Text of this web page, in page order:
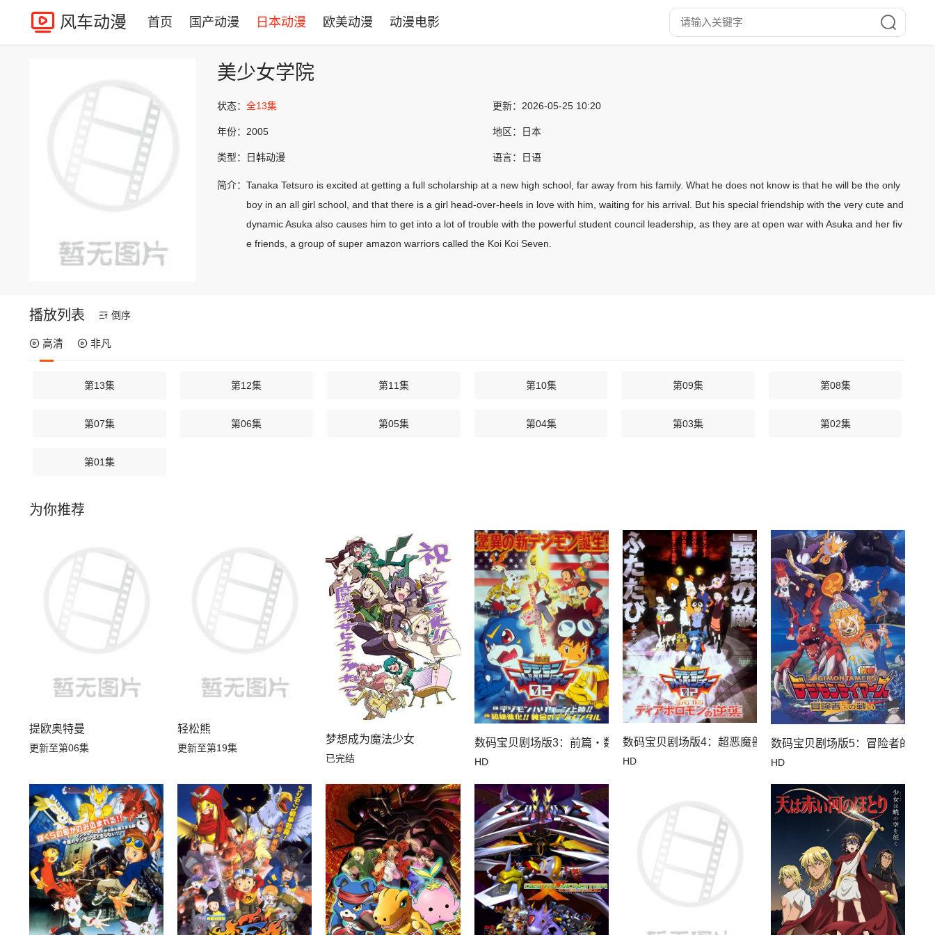
风车动漫 首页 国产动漫 日本动漫 欧美动漫 动漫电影
美少女学院
状态： 全13集 更新： 2026-05-25 10:20
年份： 2005 地区： 日本
类型： 日韩动漫 语言： 日语
简介： Tanaka Tetsuro is excited at getting a full scholarship at a new high school, far away from his family. What he does not know is that he will be the only
boy in an all girl school, and that there is a girl head-over-heels in love with him, waiting for his arrival. But his special friendship with the very cute and
dynamic Asuka also causes him to get into a lot of trouble with the powerful student council leadership, as they are at open war with Asuka and her fiv
e friends, a group of super amazon warriors called the Koi Koi Seven.
播放列表 倒序
高清 非凡
第13集 第12集 第11集 第10集 第09集 第08集
第07集 第06集 第05集 第04集 第03集 第02集
第01集
为你推荐
提欧奥特曼
更新至第06集
轻松熊
更新至第19集
梦想成为魔法少女
已完结
数码宝贝剧场版3：前篇・数码兽飓风登陆！！后篇・超绝进化！
HD
数码宝贝剧场版4：超恶魔兽的反击
HD
数码宝贝剧场版5：冒险者的战斗
HD